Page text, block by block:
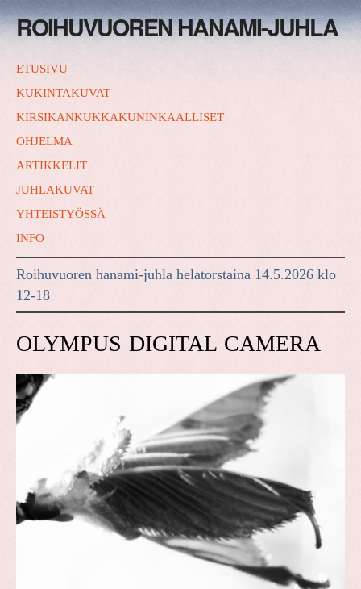
ROIHUVUOREN HANAMI-JUHLA
ETUSIVU
KUKINTAKUVAT
KIRSIKANKUKKAKUNINKAALLISET
OHJELMA
ARTIKKELIT
JUHLAKUVAT
YHTEISTYÖSSÄ
INFO
Roihuvuoren hanami-juhla helatorstaina 14.5.2026 klo
12-18
OLYMPUS DIGITAL CAMERA